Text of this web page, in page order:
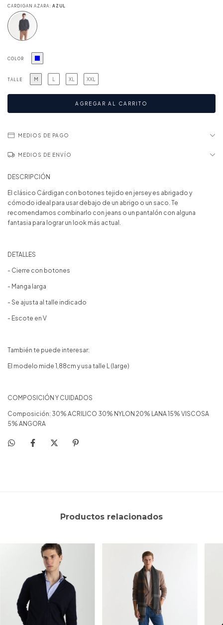
CARDIGAN AZARA: AZUL
COLOR
TALLE M L XL XXL
MEDIOS DE PAGO
MEDIOS DE ENVÍO
DESCRIPCIÓN
El clásico Cárdigan con botones tejido en jersey es abrigado y
cómodo ideal para usar debajo de un abrigo o un saco. Te
recomendamos combinarlo con jeans o un pantalón con alguna
fantasia para lograr un look más actual.
DETALLES
- Cierre con botones
- Manga larga
- Se ajusta al talle indicado
- Escote en V
También te puede interesar:
El modelo mide 1,88cm y usa talle L (large)
COMPOSICIÓN Y CUIDADOS
Composición: 30% ACRILICO 30% NYLON 20% LANA 15% VISCOSA
5% ANGORA
Productos relacionados